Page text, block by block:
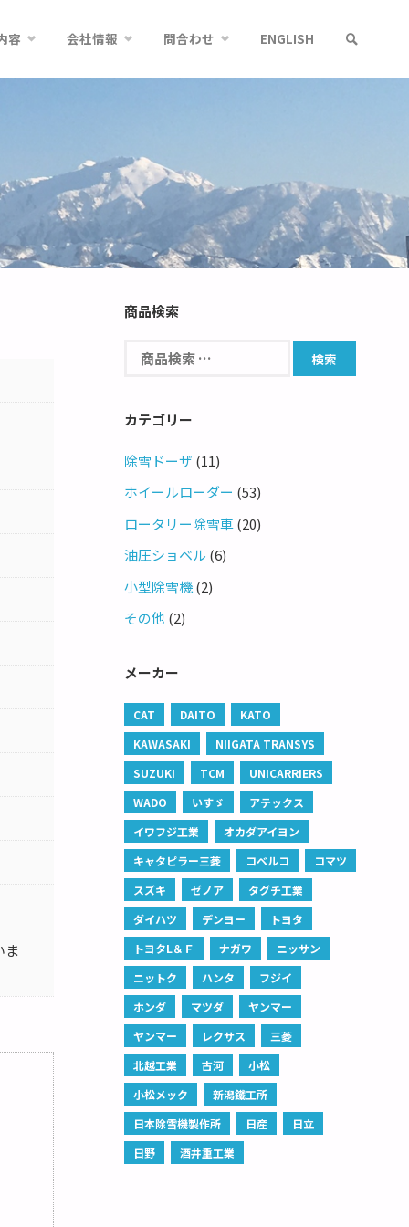
容 会社情報 問合わせ ENGLISH
ま
商品検索
カテゴリー
除雪ドーザ (11)
ホイールローダー (53)
ロータリー除雪車 (20)
油圧ショベル (6)
小型除雪機 (2)
その他 (2)
メーカー
CAT DAITO
KATO
KAWASAKI
NIIGATA TRANSYS
SUZUKI
TCM
UNICARRIERS
WADO
いすゞ
アテックス
イワフジ工業
オカダアイヨン
キャタピラー三菱
コベルコ
コマツ
スズキ
ゼノア
タグチ工業
ダイハツ
デンヨー
トヨタ
トヨタL＆Ｆ
ナガワ
ニッサン
ニットク
ハンタ
フジイ
ホンダ
マツダ
ヤンマー
ヤンマー
レクサス
三菱
北越工業
古河
小松
小松メック
新潟鐵工所
日本除雪機製作所
日産
日立
日野
酒井重工業